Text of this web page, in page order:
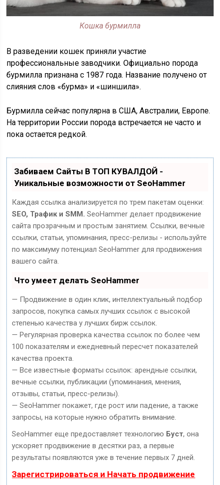
Кошка бурмилла
В разведении кошек приняли участие
профессиональные заводчики. Официально порода
бурмилла признана с 1987 года. Название получено от
слияния слов «бурма» и «шиншила».
Бурмилла сейчас популярна в США, Австралии, Европе.
На территории России порода встречается не часто и
пока остается редкой.
Забиваем Сайты В ТОП КУВАЛДОЙ -
Уникальные возможности от SeoHammer
Каждая ссылка анализируется по трем пакетам оценки:
SEO, Трафик и SMM. SeoHammer делает продвижение
сайта прозрачным и простым занятием. Ссылки, вечные
ссылки, статьи, упоминания, пресс-релизы - используйте
по максимуму потенциал SeoHammer для продвижения
вашего сайта.
Что умеет делать SeoHammer
— Продвижение в один клик, интеллектуальный подбор
запросов, покупка самых лучших ссылок с высокой
степенью качества у лучших бирж ссылок.
— Регулярная проверка качества ссылок по более чем
100 показателям и ежедневный пересчет показателей
качества проекта.
— Все известные форматы ссылок: арендные ссылки,
вечные ссылки, публикации (упоминания, мнения,
отзывы, статьи, пресс-релизы).
— SeoHammer покажет, где рост или падение, а также
запросы, на которые нужно обратить внимание.
SeoHammer еще предоставляет технологию Буст, она
ускоряет продвижение в десятки раз, а первые
результаты появляются уже в течение первых 7 дней.
Зарегистрироваться и Начать продвижение